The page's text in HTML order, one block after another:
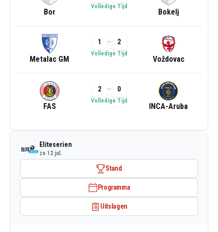
Bor
Volledige Tijd
Bokelj
Metalac GM
1 2
Volledige Tijd
Voždovac
FAS
2 0
Volledige Tijd
INCA-Aruba
Eliteserien
zo 12 jul.
Stand
Programma
Uitslagen